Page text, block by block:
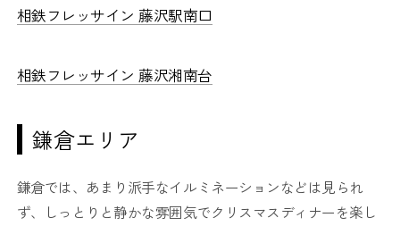
相鉄フレッサイン 藤沢駅南口
相鉄フレッサイン 藤沢湘南台
鎌倉エリア
鎌倉では、あまり派手なイルミネーションなどは見られ
ず、しっとりと静かな雰囲気でクリスマスディナーを楽し